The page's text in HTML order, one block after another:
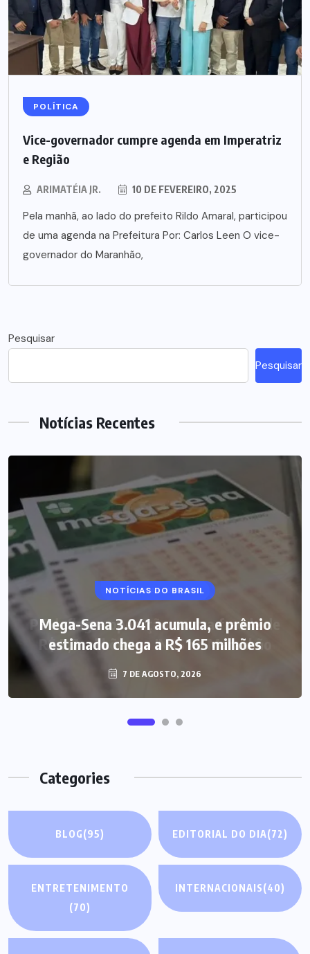
POLÍTICA
Vice-governador cumpre agenda em Imperatriz
e Região
ARIMATÉIA JR. 10 DE FEVEREIRO, 2025
Pela manhã, ao lado do prefeito Rildo Amaral, participou
de uma agenda na Prefeitura Por: Carlos Leen O vice-
governador do Maranhão,
Pesquisar
Pesquisar
Notícias Recentes
NOTÍCIAS DO BRASIL
Mega-Sena 3.041 acumula, e prêmio
estimado chega a R$ 165 milhões
7 DE AGOSTO, 2026
Categories
BLOG(95) EDITORIAL DO DIA(72)
ENTRETENIMENTO
(70)
INTERNACIONAIS(40)